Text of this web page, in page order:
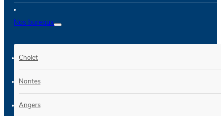
Nos bureaux
Cholet
Nantes
Angers